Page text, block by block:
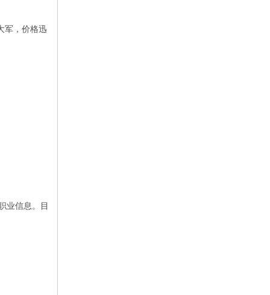
军，价格迅
业信息。目